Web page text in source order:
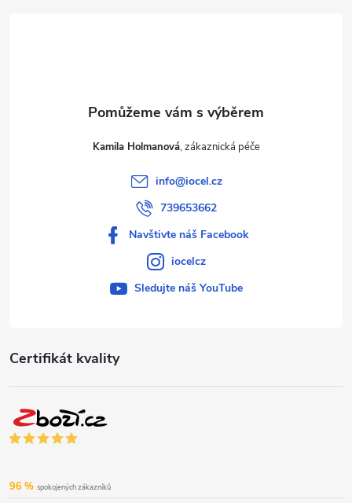
Certifikát kvality
96 % spokojených zákazníků
Kamila Holmanová
info@iocel.cz
739653662
Navštivte náš Facebook
iocelcz
Sledujte náš YouTube